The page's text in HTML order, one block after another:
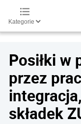
Kategorie
Posiłki w
przez
składek